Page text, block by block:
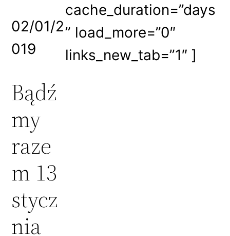
02/01/2
019
Bądź
my
raze
m 13
stycz
nia
cache_duration=”days
” load_more=”0″
links_new_tab=”1″ ]